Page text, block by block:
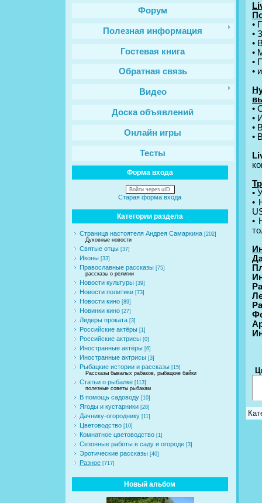
Форум
Полезная информация
Гостевая книга
Обратная связь
Видео
Доска объявлений
Онлайн игры
Тесты
Форма входа
Войти через uID
Старая форма входа
Категории раздела
Страница настоятеля Андрея Самаркина [202]
Духовные новости
Святые отцы [37]
Иконы [33]
Православные рассказы [75]
рассказы о религии
Новости культуры [39]
Новости политики [73]
Новости кино [89]
Новинки кино [27]
Лидеры проката [3]
Российские актёры [1]
Российские актрисы [0]
Иностранные актёры [6]
Иностранные актрисы [3]
Рыбацкие истории и рассказы [15]
Рассказы бывалых рабаков, рыбацкие байки
Статьи о рыбалке [113]
полезные советы рыбакам
В помощь садоводу [10]
Ягоды и кустарники [28]
Дачнику-огороднику [11]
Цветоводство [10]
Комнатное цветоводство [1]
Сезонные работы в саду и огороде [3]
Эротические рассказы [40]
Разное [717]
Новый альбом
•
•
•
•
•
•
•
•
•
•
•
•
•